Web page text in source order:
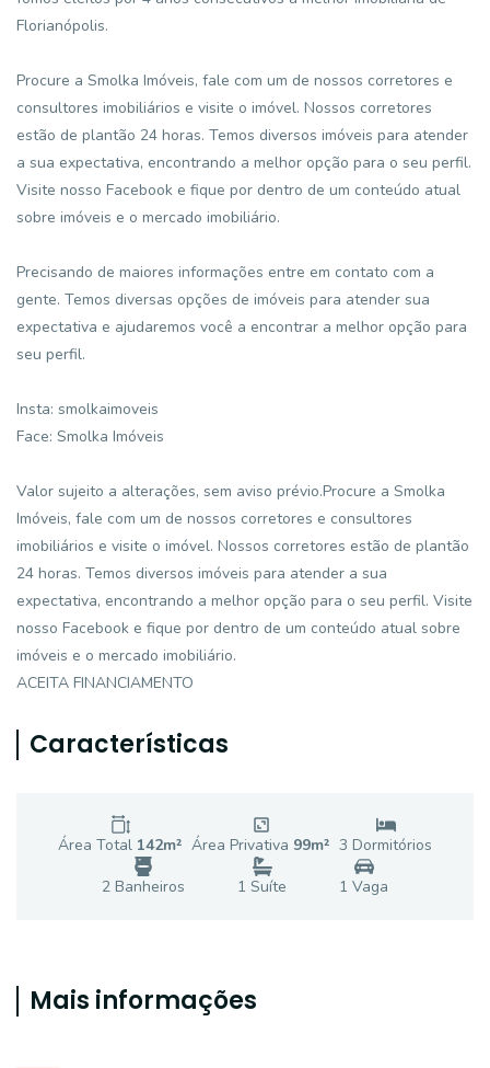
Florianópolis.
Procure a Smolka Imóveis, fale com um de nossos corretores e
consultores imobiliários e visite o imóvel. Nossos corretores
estão de plantão 24 horas. Temos diversos imóveis para atender
a sua expectativa, encontrando a melhor opção para o seu perfil.
Visite nosso Facebook e fique por dentro de um conteúdo atual
sobre imóveis e o mercado imobiliário.
Precisando de maiores informações entre em contato com a
gente. Temos diversas opções de imóveis para atender sua
expectativa e ajudaremos você a encontrar a melhor opção para
seu perfil.
Insta: smolkaimoveis
Face: Smolka Imóveis
Valor sujeito a alterações, sem aviso prévio.Procure a Smolka
Imóveis, fale com um de nossos corretores e consultores
imobiliários e visite o imóvel. Nossos corretores estão de plantão
24 horas. Temos diversos imóveis para atender a sua
expectativa, encontrando a melhor opção para o seu perfil. Visite
nosso Facebook e fique por dentro de um conteúdo atual sobre
imóveis e o mercado imobiliário.
ACEITA FINANCIAMENTO
Características
Área Total 142m² Área Privativa 99m² 3 Dormitórios
2 Banheiros 1 Suíte 1 Vaga
Mais informações